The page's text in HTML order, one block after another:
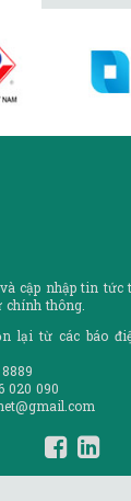
cập nhập tin
thông.
lại từ các báo
020 090